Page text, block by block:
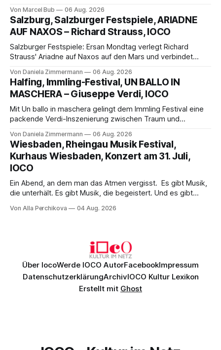
eine bildgewaltige Inszenierung, Maxime Pascal entfaltet
die komplexe Partitur eindrucksvoll, Philippe Sly berührt als
Franziskus.
Von Marcel Bub 06 Aug. 2026
Salzburg, Salzburger Festspiele, ARIADNE
AUF NAXOS – Richard Strauss, IOCO
Salzburger Festspiele: Ersan Mondtag verlegt Richard
Strauss' Ariadne auf Naxos auf den Mars und verbindet
Aufführung mit starken Solisten und den Wiener
Philharmonikern, szenisch bleibt der zweite Akt jedoch
hinter den Erwartungen zurück.
Von Daniela Zimmermann 06 Aug. 2026
Halfing, Immling-Festival, UN BALLO IN
MASCHERA – Giuseppe Verdi, IOCO
Mit Un ballo in maschera gelingt dem Immling Festival eine
packende Verdi-Inszenierung zwischen Traum und
psychologische Tiefe mit starken Bildern, getragen von
einem spielfreudigen Ensemble und einer musikalisch
überzeugenden Gesamtleistung.
Von Daniela Zimmermann 06 Aug. 2026
Wiesbaden, Rheingau Musik Festival,
Kurhaus Wiesbaden, Konzert am 31. Juli,
IOCO
Ein Abend, an dem man das Atmen vergisst. Es gibt Musik,
die unterhält. Es gibt Musik, die begeistert. Und es gibt
Genau so war der Abend im Kurhaus Wiesbaden, an dem
Von Alla Perchikova 04 Aug. 2026
Über IocoWerde IOCO AutorFacebookImpressum
DatenschutzerklärungArchivIOCO Kultur Lexikon
Erstellt mit Ghost